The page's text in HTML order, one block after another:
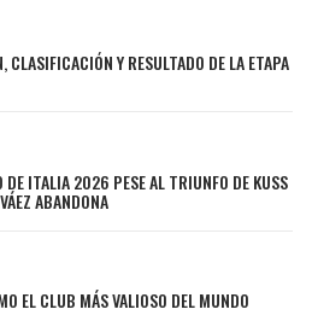
Y RESULTADO DE LA ETAPA
DE ITALIA 2026 PESE AL TRIUNFO DE KUSS
ABANDONA
EL CLUB MÁS VALIOSO DEL MUNDO